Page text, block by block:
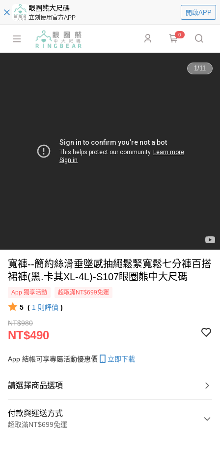
眼圈熊大尺碼
立刻使用官方APP
開啟APP
0
1/11
寬褲--簡約絲滑垂墜感抽繩鬆緊寬鬆七分褲百搭
裙褲(黑.卡其XL-4L)-S107眼圈熊中大尺碼
App 獨享活動 超取滿NT$699免運
5 ( 1 則評價 )
NT$980
NT$490
App 結帳可享專屬活動優惠價 立即下載
請選擇商品選項
付款與運送方式
超取滿NT$699免運